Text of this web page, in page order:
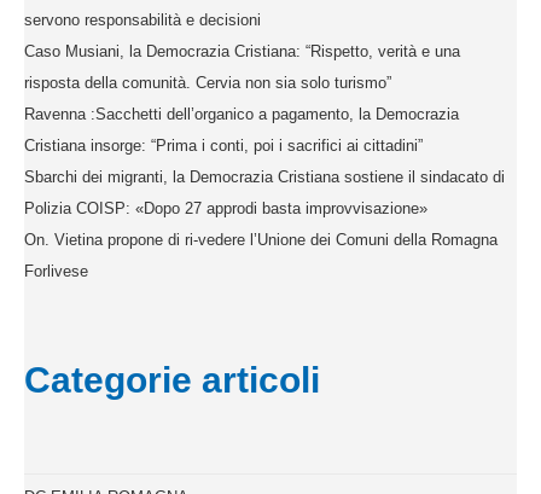
servono responsabilità e decisioni
Caso Musiani, la Democrazia Cristiana: “Rispetto, verità e una
risposta della comunità. Cervia non sia solo turismo”
Ravenna :Sacchetti dell’organico a pagamento, la Democrazia
Cristiana insorge: “Prima i conti, poi i sacrifici ai cittadini”
Sbarchi dei migranti, la Democrazia Cristiana sostiene il sindacato di
Polizia COISP: «Dopo 27 approdi basta improvvisazione»
On. Vietina propone di ri-vedere l’Unione dei Comuni della Romagna
Forlivese
Categorie articoli